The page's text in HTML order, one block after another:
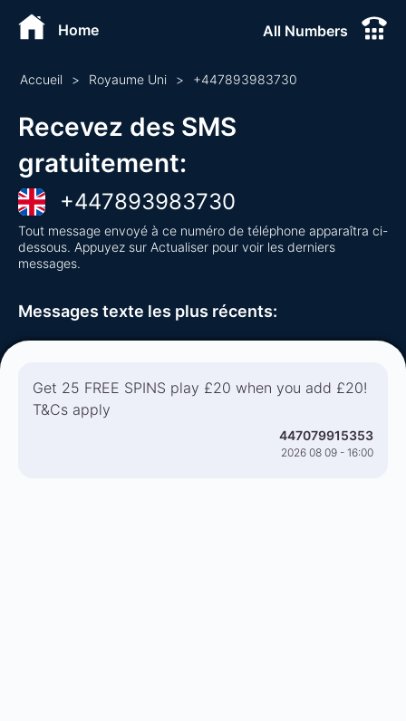
Home All Numbers
Accueil > Royaume Uni > +447893983730
Recevez des SMS
gratuitement:
+447893983730
Tout message envoyé à ce numéro de téléphone apparaîtra ci-
dessous. Appuyez sur Actualiser pour voir les derniers
messages.
Messages texte les plus récents:
Get 25 FREE SPINS play £20 when you add £20!
T&Cs apply
447079915353
2026 08 09 - 16:00